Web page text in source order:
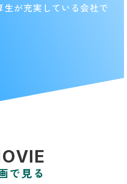
が充実している会社で
で見る